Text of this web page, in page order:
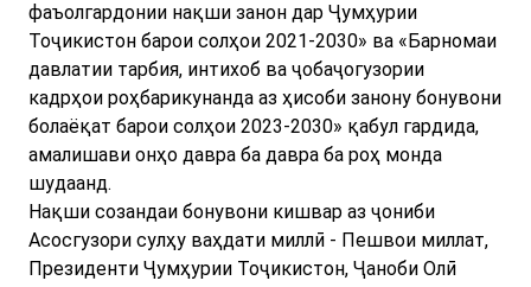
фаъолгардонии нақши занон дар Ҷумҳурии
Тоҷикистон барои солҳои 2021-2030» ва «Барномаи
давлатии тарбия, интихоб ва ҷобаҷогузории
кадрҳои роҳбарикунанда аз ҳисоби занону бонувони
болаёқат барои солҳои 2023-2030» қабул гардида,
амалишави онҳо давра ба давра ба роҳ монда
шудаанд.
Нақши созандаи бонувони кишвар аз ҷониби
Асосгузори сулҳу ваҳдати миллӣ - Пешвои миллат,
Президенти Ҷумҳурии Тоҷикистон, Ҷаноби Олӣ